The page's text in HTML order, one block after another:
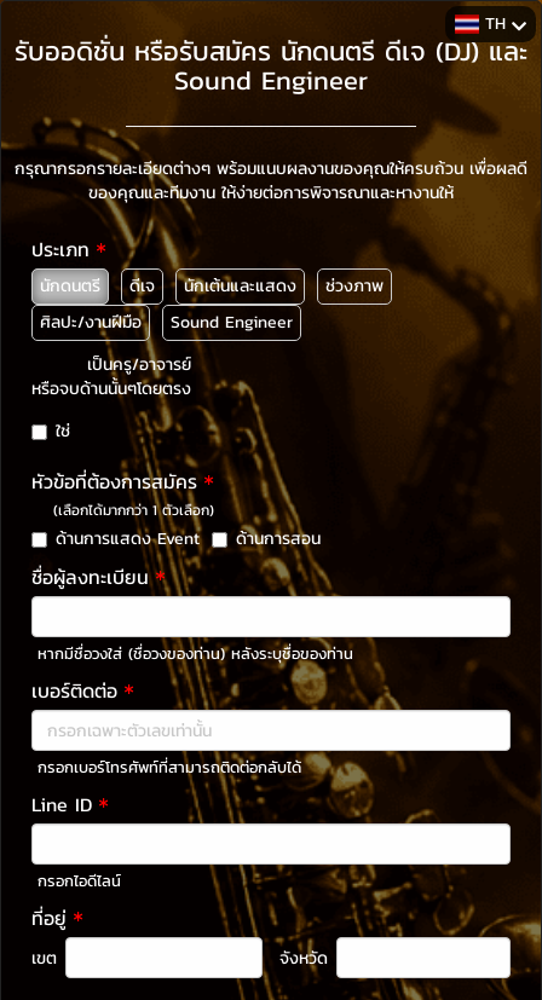
TH
รับออดิชั่น หรือรับสมัคร นักดนตรี ดีเจ (DJ) และ
Sound Engineer
กรุณากรอกรายละเอียดต่างๆ พร้อมแนบผลงานของคุณให้ครบถ้วน เพื่อผลดี
ของคุณและทีมงาน ให้ง่ายต่อการพิจารณาและหางานให้
ประเภท
นักดนตรี ดีเจ นักเต้นและแสดง
ช่วงภาพ
ศิลปะ/งานฝีมือ
Sound Engineer
เป็นครู/อาจารย์
หรือจบด้านนั้นๆโดยตรง
ใช่
หัวข้อที่ต้องการสมัคร
(เลือกได้มากกว่า 1 ตัวเลือก)
ด้านการแสดง Event ด้านการสอน
ชื่อผู้ลงทะเบียน
หากมีชื่อวงใส่ (ชื่อวงของท่าน) หลังระบุชื่อของท่าน
เบอร์ติดต่อ
กรอกเบอร์โทรศัพท์ที่สามารถติดต่อกลับได้
Line ID
กรอกไอดีไลน์
ที่อยู่
เขต จังหวัด